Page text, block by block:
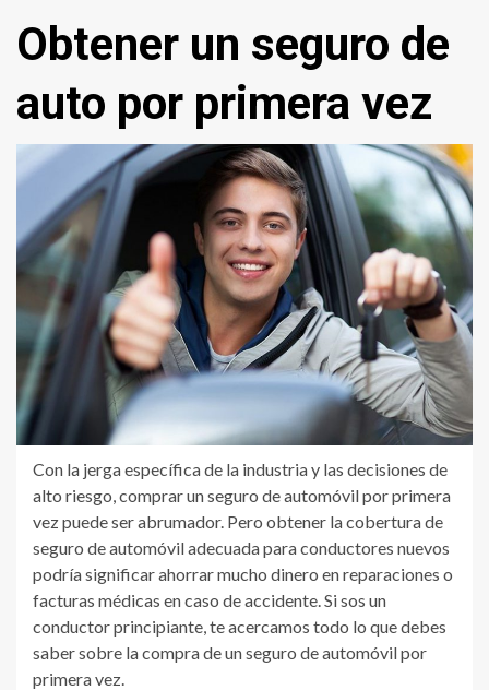
Obtener un seguro de
auto por primera vez
Con la jerga específica de la industria y las decisiones de
alto riesgo, comprar un seguro de automóvil por primera
vez puede ser abrumador. Pero obtener la cobertura de
seguro de automóvil adecuada para conductores nuevos
podría significar ahorrar mucho dinero en reparaciones o
facturas médicas en caso de accidente. Si sos un
conductor principiante, te acercamos todo lo que debes
saber sobre la compra de un seguro de automóvil por
primera vez.